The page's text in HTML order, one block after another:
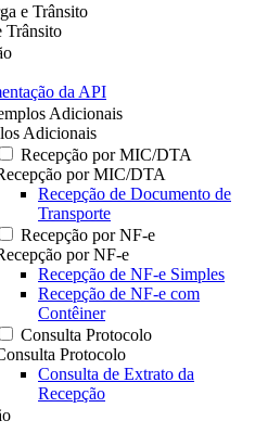
e Trânsito
Trânsito
da API
Adicionais
Adicionais
Recepção por MIC/DTA
por MIC/DTA
Recepção de Documento de
Transporte
Recepção por NF-e
por NF-e
Recepção de NF-e Simples
Recepção de NF-e com
Contêiner
Consulta Protocolo
Protocolo
Consulta de Extrato da
Recepção